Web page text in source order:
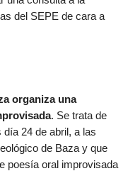
del SEPE de cara a
organiza una
. Se trata de
24 de abril, a las
de Baza y que
poesía oral improvisada